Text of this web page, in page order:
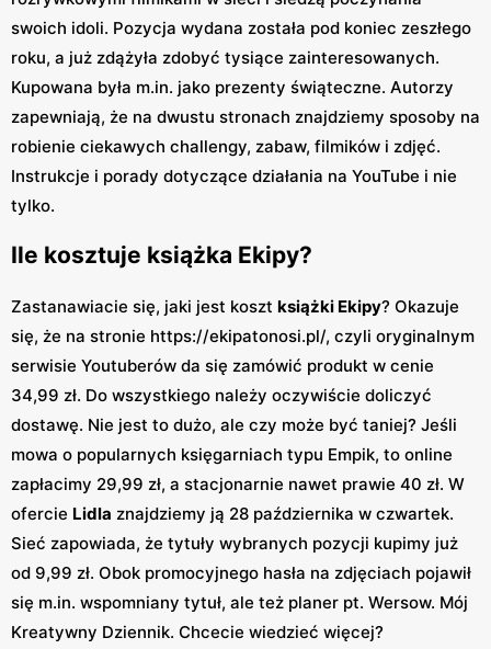
swoich idoli. Pozycja wydana została pod koniec zeszłego
roku, a już zdążyła zdobyć tysiące zainteresowanych.
Kupowana była m.in. jako prezenty świąteczne. Autorzy
zapewniają, że na dwustu stronach znajdziemy sposoby na
robienie ciekawych challengy, zabaw, filmików i zdjęć.
Instrukcje i porady dotyczące działania na YouTube i nie
tylko.
Ile kosztuje książka Ekipy?
Zastanawiacie się, jaki jest koszt książki Ekipy? Okazuje
się, że na stronie https://ekipatonosi.pl/, czyli oryginalnym
serwisie Youtuberów da się zamówić produkt w cenie
34,99 zł. Do wszystkiego należy oczywiście doliczyć
dostawę. Nie jest to dużo, ale czy może być taniej? Jeśli
mowa o popularnych księgarniach typu Empik, to online
zapłacimy 29,99 zł, a stacjonarnie nawet prawie 40 zł. W
ofercie Lidla znajdziemy ją 28 października w czwartek.
Sieć zapowiada, że tytuły wybranych pozycji kupimy już
od 9,99 zł. Obok promocyjnego hasła na zdjęciach pojawił
się m.in. wspomniany tytuł, ale też planer pt. Wersow. Mój
Kreatywny Dziennik. Chcecie wiedzieć więcej?